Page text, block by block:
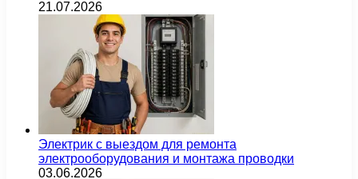
21.07.2026
Электрик с выездом для ремонта
электрооборудования и монтажа проводки
03.06.2026